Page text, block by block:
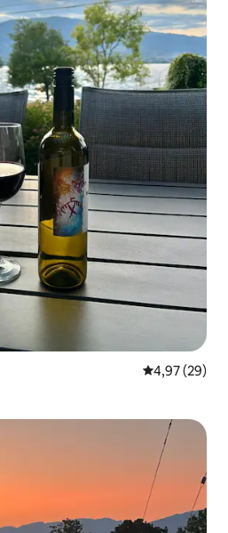
4,97 av 5 i
4,97 (29)